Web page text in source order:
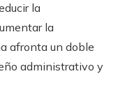
la
la
afronta un doble
administrativo y